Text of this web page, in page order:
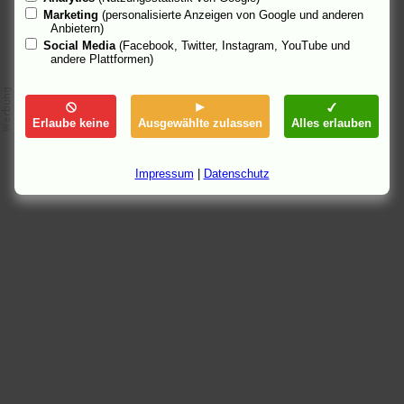
Marketing (personalisierte Anzeigen von Google und anderen
Anbietern)
Social Media (Facebook, Twitter, Instagram, YouTube und
andere Plattformen)
Erlaube keine Ausgewählte zulassen Alles erlauben
Impressum Datenschutz